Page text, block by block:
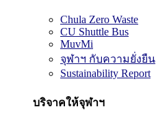
Chula Zero Waste
CU Shuttle Bus
MuvMi
จุฬาฯ กับความยั่งยืน
Sustainability Report
บริจาคให้จุฬาฯ